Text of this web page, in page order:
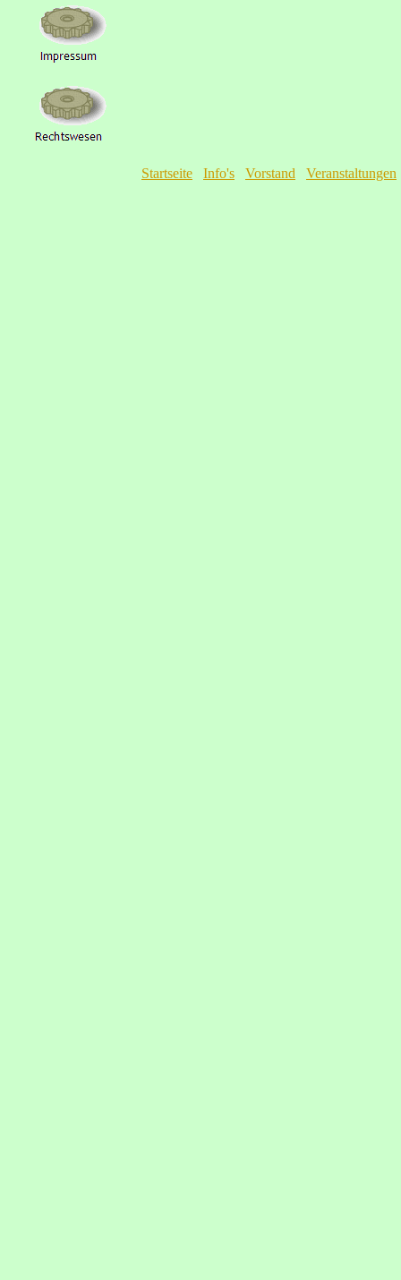
Startseite Info's Vorstand Veranstaltungen